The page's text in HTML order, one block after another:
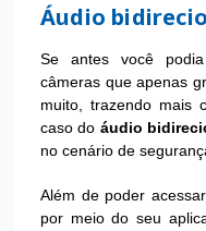
Áudio
Se antes você
câmeras que apenas
muito, trazendo mais
caso do áudio
no cenário de
Além de poder
por meio do seu